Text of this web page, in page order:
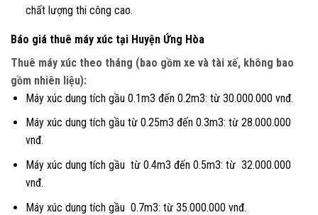
chất lượng thi công cao.
Báo giá thuê máy xúc tại Huyện Ứng Hòa
Thuê máy xúc theo tháng (bao gồm xe và tài xế, không bao
gồm nhiên liệu):
Máy xúc dung tích gầu 0.1m3 đến 0.2m3: từ 30.000.000 vnđ.
Máy xúc dung tích gầu từ 0.25m3 đến 0.3m3: từ 28.000.000
vnđ.
Máy xúc dung tích gầu từ 0.4m3 đến 0.5m3: từ 32.000.000
vnđ.
Máy xúc dung tích gầu 0.7m3: từ 35.000.000 vnđ.